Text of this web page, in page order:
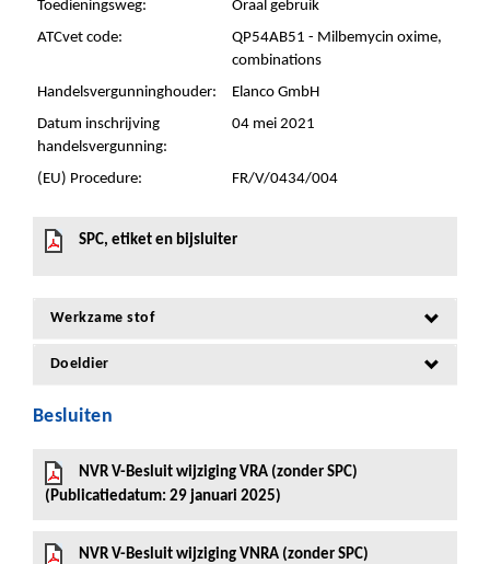
Toedieningsweg:
Oraal gebruik
ATCvet code:
QP54AB51 - Milbemycin oxime,
combinations
Handelsvergunninghouder:
Elanco GmbH
Datum inschrijving
handelsvergunning:
04 mei 2021
(EU) Procedure: FR/V/0434/004
SPC, etiket en bijsluiter
Werkzame stof
Doeldier
Besluiten
NVR V-Besluit wijziging VRA (zonder SPC)
(Publicatiedatum: 29 januari 2025)
NVR V-Besluit wijziging VNRA (zonder SPC)